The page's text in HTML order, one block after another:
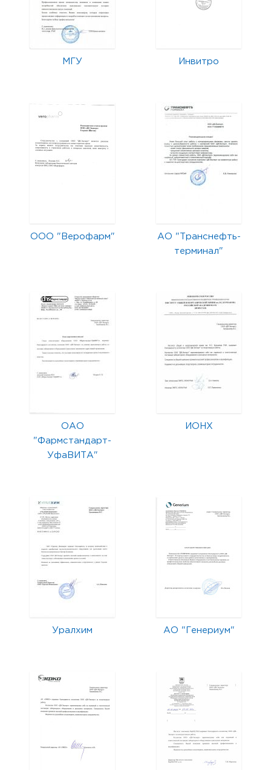
МГУ Инвитро
ООО "Верофарм"
АО "Транснефть-
терминал"
ОАО
"Фармстандарт-
УфаВИТА"
ИОНХ
Уралхим АО "Генериум"